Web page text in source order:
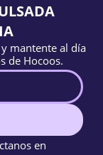
mantente al día
de Hocoos.
en